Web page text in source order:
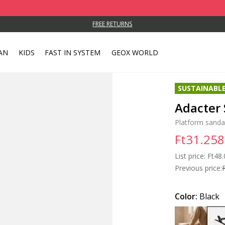
FREE RETURNS
KIDS FAST IN SYSTEM GEOX WORLD
Adacter
Platform
Previous price:
List price:
Ft31.258
Color: Black